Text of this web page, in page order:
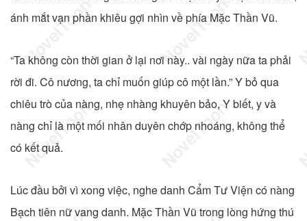
ánh mắt vạn phần khiêu gợi nhìn về phía Mặc Thần Vũ.
“Ta không còn thời gian ở lại nơi này.. vài ngày nữa ta phải
rời đi. Cô nương, ta chỉ muốn giúp cô một lần.” Y bỏ qua
chiêu trò của nàng, nhẹ nhàng khuyên bảo, Y biết, y và
nàng chỉ là một mối nhân duyên chớp nhoáng, không thể
có kết quả.
Lúc đầu bởi vì xong việc, nghe danh Cẩm Tư Viện có nàng
Bạch tiên nữ vang danh. Mặc Thần Vũ trong lòng hứng thú